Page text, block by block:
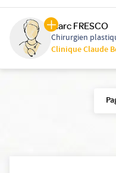
Marc FRESCO
Chirurgien
Clinique Claude